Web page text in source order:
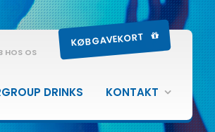
HOS OS
KØB GAVEKORT
DRINKS KONTAKT